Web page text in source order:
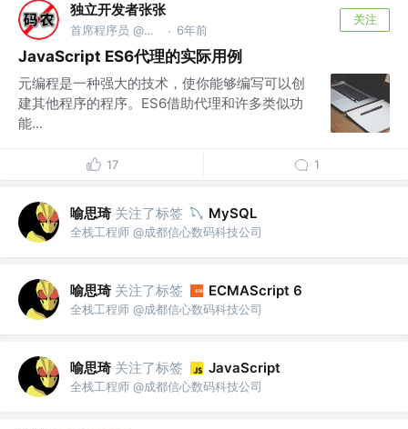
独立开发者张张
首席程序员 @上海码码科技中心 · 6年前
关注
JavaScript ES6代理的实际用例
元编程是一种强大的技术，使你能够编写可以创
建其他程序的程序。ES6借助代理和许多类似功
能...
17 1
喻思琦 关注了标签 MySQL
全栈工程师 @成都信心数码科技公司
喻思琦 关注了标签 ECMAScript 6
全栈工程师 @成都信心数码科技公司
喻思琦 关注了标签 JavaScript
全栈工程师 @成都信心数码科技公司